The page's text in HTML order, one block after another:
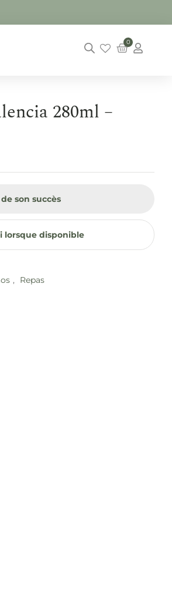
0
280ml –
son succès
lorsque disponible
, Repas